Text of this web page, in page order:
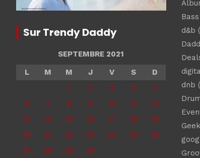
Sur Trendy Daddy
SEPTEMBRE 2021
L
M M J V S
D
1
2 3 4
5
6
7 8 9 10 11
12
13
14 15 16 17 18
19
20
21 22 23 24 25
26
27
28 29
30
d&b
dnb